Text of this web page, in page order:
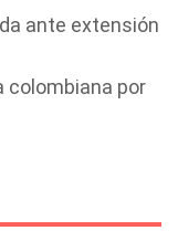
ante extensión
colombiana por